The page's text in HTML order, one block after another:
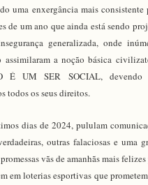
uma enxergância mais
de um ano que ainda está sendo
generalizada, onde
assimilaram a noção básica
É UM SER SOCIAL, devendo
todos os seus direitos.
dias de 2024, pululam
outras falaciosas e uma
vãs de amanhãs mais
em loterias esportivas que